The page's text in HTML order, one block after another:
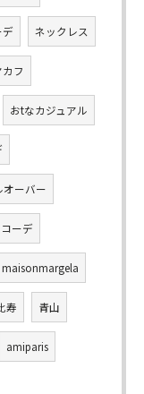
ネックレス
フ
おtなカジュアル
オーバー
ーデ
maisonmargela
寿 青山
amiparis